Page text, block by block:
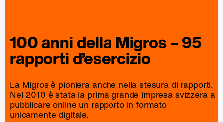
100 anni dellaMigros– 95
rapportid’esercizio
La Migros è pioniera anche nella stesura di rapporti.
Nel 2010 è stata la prima grande impresa svizzera a
pubblicare online un rapportoin formato
unicamente digitale.